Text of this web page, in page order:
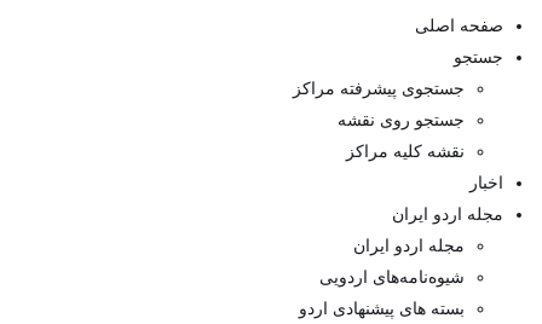
صفحه اصلی
جستجو
جستجوی پیشرفته مراکز
جستجو روی نقشه
نقشه کلیه مراکز
اخبار
مجله اردو ایران
مجله اردو ایران
شیوه‌نامه‌های اردویی
بسته های پیشنهادی اردو